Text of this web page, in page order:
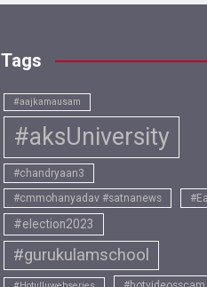
Tags
#aajkamausam
#aksUniversity
#chandryaan3
#cmmohanyadav #satnanews
#election2023
#gurukulamschool